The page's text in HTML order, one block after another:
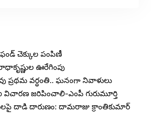
చెక్కుల పంపిణీ
ఊరేగింపు
ప్రథమ వర్ధంతి.. ఘనంగా నివాళులు
జరిపించాలి-ఎంపీ గురుమూర్తి
దాడి దారుణం: దామరాజు క్రాంతికుమార్